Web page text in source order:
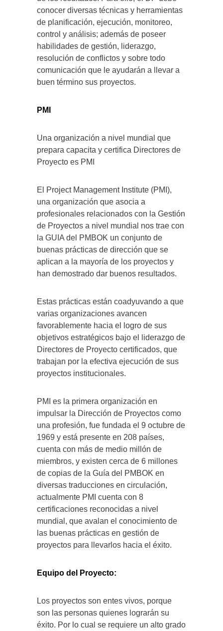
conocer diversas técnicas y herramientas
de planificación, ejecución, monitoreo,
control y análisis; además de poseer
habilidades de gestión, liderazgo,
resolución de conflictos y sobre todo
comunicación que le ayudarán a llevar a
buen término sus proyectos.
PMI
Una organización a nivel mundial que
prepara capacita y certifica Directores de
Proyecto es PMI
El Project Management Institute (PMI),
una organización que asocia a
profesionales relacionados con la Gestión
de Proyectos a nivel mundial nos trae con
la GUIA del PMBOK un conjunto de
buenas prácticas de dirección que se
aplican a la mayoría de los proyectos y
han demostrado dar buenos resultados.
Estas prácticas están coadyuvando a que
varias organizaciones avancen
favorablemente hacia el logro de sus
objetivos estratégicos bajo el liderazgo de
Directores de Proyecto certificados, que
trabajan por la efectiva ejecución de sus
proyectos institucionales.
PMI es la primera organización en
impulsar la Dirección de Proyectos como
una profesión, fue fundada el 9 octubre de
1969 y está presente en 208 países,
cuenta con más de medio millón de
miembros, y existen cerca de 6 millones
de copias de la Guía del PMBOK en
diversas traducciones en circulación,
actualmente PMI cuenta con 8
certificaciones reconocidas a nivel
mundial, que avalan el conocimiento de
las buenas prácticas en gestión de
proyectos para llevarlos hacia el éxito.
Equipo del Proyecto:
Los proyectos son entes vivos, porque
son las personas quienes lograrán su
éxito. Por lo cual se requiere un alto grado